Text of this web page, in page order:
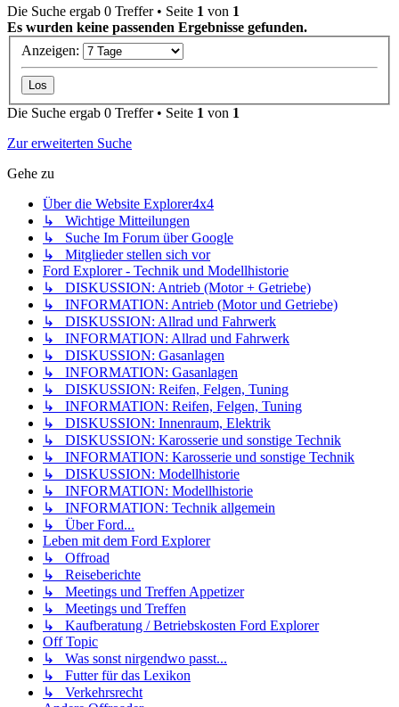
Die Suche ergab 0 Treffer • Seite 1 von 1
Es wurden keine passenden Ergebnisse gefunden.
Anzeigen:
Die Suche ergab 0 Treffer • Seite 1 von 1
Zur erweiterten Suche
Gehe zu
Über die Website Explorer4x4
↳ Wichtige Mitteilungen
↳ Suche Im Forum über Google
↳ Mitglieder stellen sich vor
Ford Explorer - Technik und Modellhistorie
↳ DISKUSSION: Antrieb (Motor + Getriebe)
↳ INFORMATION: Antrieb (Motor und Getriebe)
↳ DISKUSSION: Allrad und Fahrwerk
↳ INFORMATION: Allrad und Fahrwerk
↳ DISKUSSION: Gasanlagen
↳ INFORMATION: Gasanlagen
↳ DISKUSSION: Reifen, Felgen, Tuning
↳ INFORMATION: Reifen, Felgen, Tuning
↳ DISKUSSION: Innenraum, Elektrik
↳ DISKUSSION: Karosserie und sonstige Technik
↳ INFORMATION: Karosserie und sonstige Technik
↳ DISKUSSION: Modellhistorie
↳ INFORMATION: Modellhistorie
↳ INFORMATION: Technik allgemein
↳ Über Ford...
Leben mit dem Ford Explorer
↳ Offroad
↳ Reiseberichte
↳ Meetings und Treffen Appetizer
↳ Meetings und Treffen
↳ Kaufberatung / Betriebskosten Ford Explorer
Off Topic
↳ Was sonst nirgendwo passt...
↳ Futter für das Lexikon
↳ Verkehrsrecht